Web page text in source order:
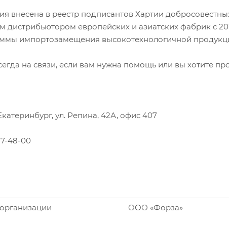
внесена в реестр подписантов Хартии
дистрибьютором европейских и азиатских фабрик с
импортозамещения высокотехнологичной
на связи, если вам нужна помощь или вы хотите
ул. Репина, 42А, офис 407
48-00
ООО «Форза»